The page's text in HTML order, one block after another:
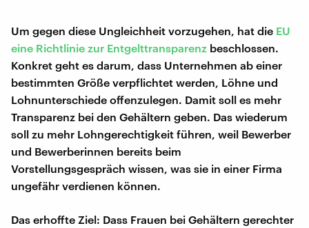
Um gegen diese Ungleichheit vorzugehen, hat die EU
eine Richtlinie zur Entgelttransparenz beschlossen.
Konkret geht es darum, dass Unternehmen ab einer
bestimmten Größe verpflichtet werden, Löhne und
Lohnunterschiede offenzulegen. Damit soll es mehr
Transparenz bei den Gehältern geben. Das wiederum
soll zu mehr Lohngerechtigkeit führen, weil Bewerber
und Bewerberinnen bereits beim
Vorstellungsgespräch wissen, was sie in einer Firma
ungefähr verdienen können.
Das erhoffte Ziel: Dass Frauen bei Gehältern gerechter